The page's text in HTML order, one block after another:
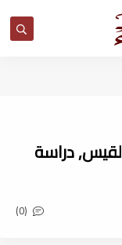
دراسة
(0)